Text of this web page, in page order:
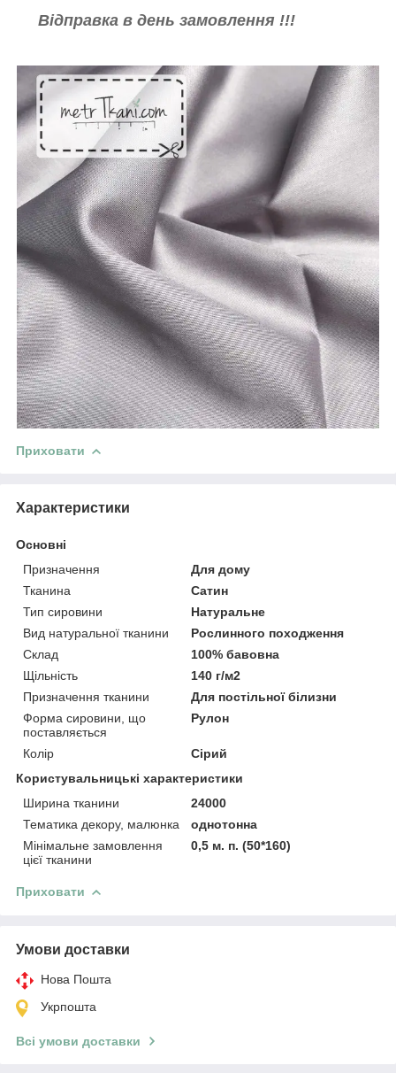
Відправка в день замовлення !!!
Приховати
Характеристики
Основні
Призначення
Для дому
Тканина
Сатин
Тип сировини
Натуральне
Вид натуральної тканини
Рослинного походження
Склад
100% бавовна
Щільність
140 г/м2
Призначення тканини
Для постільної білизни
Форма сировини, що
поставляється
Рулон
Колір
Сірий
Користувальницькі характеристики
Ширина тканини
24000
Тематика декору, малюнка
однотонна
Мінімальне замовлення
цієї тканини
0,5 м. п. (50*160)
Приховати
Умови доставки
Нова Пошта
Укрпошта
Всі умови доставки